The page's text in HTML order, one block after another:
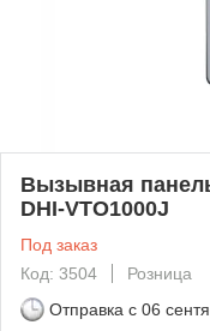
Вызывная
DHI-VTO1000J
Под заказ
Код: 3504
Розница
Отправка с 06